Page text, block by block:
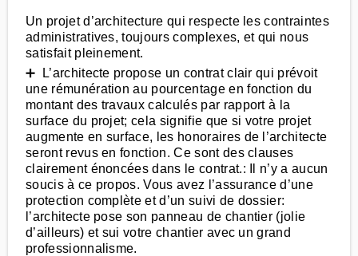
Un projet d’architecture qui respecte les contraintes
administratives, toujours complexes, et qui nous
satisfait pleinement.
➕ L’architecte propose un contrat clair qui prévoit
une rémunération au pourcentage en fonction du
montant des travaux calculés par rapport à la
surface du projet; cela signifie que si votre projet
augmente en surface, les honoraires de l’architecte
seront revus en fonction. Ce sont des clauses
clairement énoncées dans le contrat.: Il n’y a aucun
soucis à ce propos. Vous avez l’assurance d’une
protection complète et d’un suivi de dossier:
l’architecte pose son panneau de chantier (jolie
d’ailleurs) et sui votre chantier avec un grand
professionnalisme.